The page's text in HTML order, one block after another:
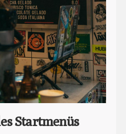
Startmenüs